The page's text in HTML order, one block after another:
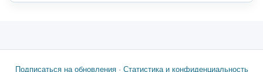
Подписаться на обновления· Статистика и конфиденциальность